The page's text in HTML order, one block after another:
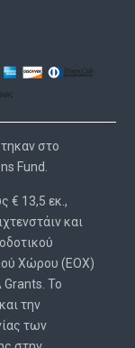
στο
Fund.
€ 13,5 εκ.,
και
Χώρου (ΕΟΧ)
Το
την
των